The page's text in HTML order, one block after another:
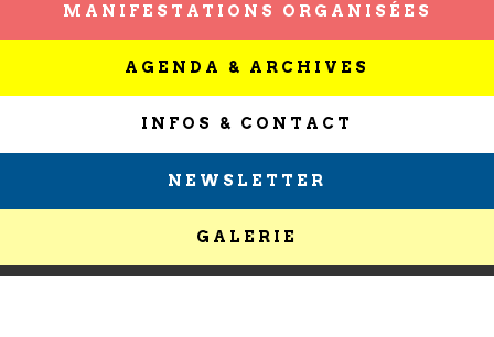
MANIFESTATIONS ORGANISÉES
AGENDA & ARCHIVES
INFOS & CONTACT
NEWSLETTER
GALERIE